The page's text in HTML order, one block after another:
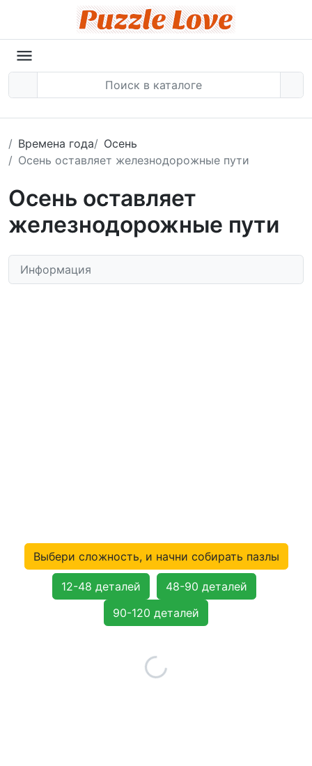
Времена года
Осень
Осень оставляет железнодорожные пути
Осень оставляет
железнодорожные пути
Информация
Выбери сложность, и начни собирать пазлы
12-48 деталей
48-90 деталей
90-120 деталей